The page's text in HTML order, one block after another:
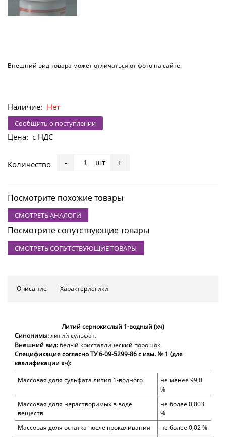
Внешний вид товара может отличаться от фото на сайте.
Наличие: Нет
Сообщить о поступлении
Цена: с НДС
Количество - шт +
Посмотрите похожие товары
СМОТРЕТЬ АНАЛОГИ
Посмотрите сопутствующие товары
СМОТРЕТЬ СОПУТСТВУЮЩИЕ ТОВАРЫ
Описание Характеристики
Литий сернокислый 1-водный (хч)
Синонимы:литий сульфат.
Внешний вид:белый кристаллический порошок.
Спецификация согласно ТУ 6-09-5299-86 с изм. № 1 (для
квалификации хч):
Массовая доля сульфата лития 1-водного
не менее 99,0
%
Массовая доля нерастворимых в воде
веществ
не более 0,003
%
Массовая доля остатка после прокаливания
не более 0,02 %